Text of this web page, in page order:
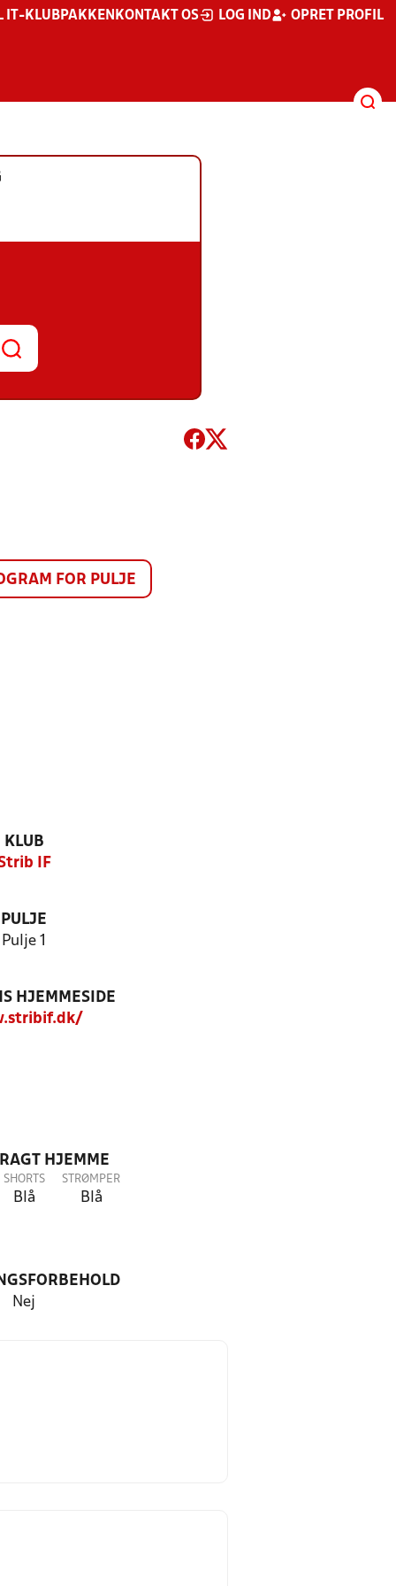
IT-KLUBPAKKEN KONTAKT OS LOG IND OPRET PROFIL
FOR PULJE
KLUB
IF
PULJE
Pulje 1
HJEMMESIDE
HJEMME
SHORTS
Blå
STRØMPER
Blå
Nej